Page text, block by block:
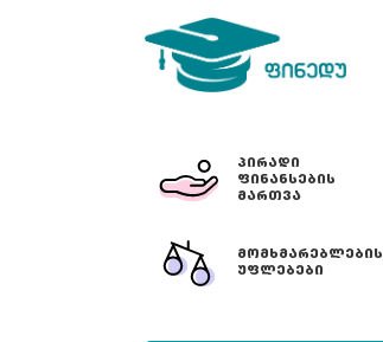
ᲞᲘᲠᲐᲓᲘ
ᲤᲘᲜᲐᲜᲡᲔᲑᲘᲡ
ᲛᲐᲠᲗᲕᲐ
ᲛᲝᲛᲮᲛᲐᲠᲔᲑᲚᲔᲑᲘᲡ
ᲣᲤᲚᲔᲑᲔᲑᲘ